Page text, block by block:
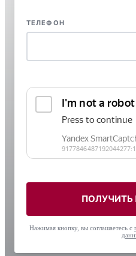
ТЕЛЕФОН
Нажимая кнопку, вы соглашаетесь с